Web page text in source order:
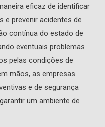
eficaz de identificar
e prevenir acidentes de
contínua do estado de
eventuais problemas
pelas condições de
mãos, as empresas
e de segurança
um ambiente de